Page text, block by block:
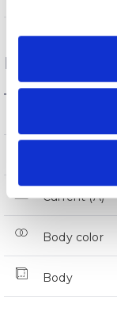
Housing and
IK Impact
Current (A)
Body color
Body